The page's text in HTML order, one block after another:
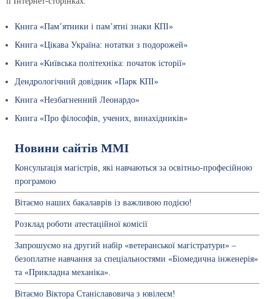
Книга «Пам’ятники і пам’ятні знаки КПІ»
Книга «Цікава Україна: нотатки з подорожей»
Книга «Київська політехніка: початок історії»
Дендрологічний довідник «Парк КПІ»
Книга «Незбагненний Леонардо»
Книга «Про філософів, учених, винахідників»
Новини сайтів ММІ
Консультація магістрів, які навчаються за освітньо-професійною
програмою
Вітаємо наших бакалаврів із важливою подією!
Розклад роботи атестаційної комісії
Запрошуємо на другий набір «ветеранської магістратури» –
безоплатне навчання за спеціальностями «Біомедична інженерія»
та «Прикладна механіка».
Вітаємо Віктора Станіславовича з ювілеєм!